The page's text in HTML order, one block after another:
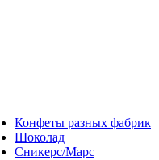
Конфеты разных фабрик
Шоколад
Сникерс/Марс